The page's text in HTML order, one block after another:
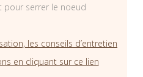
pour serrer le noeud
les conseils d’entretien
en cliquant sur ce lien